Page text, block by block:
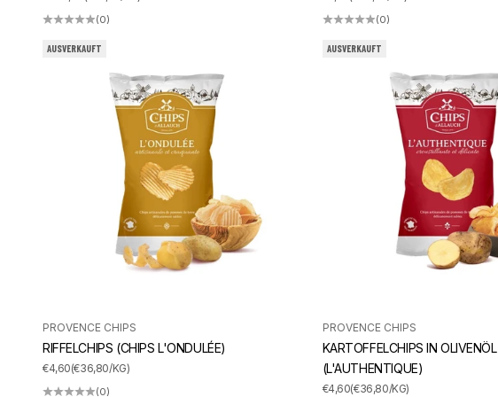
(0) (0)
AUSVERKAUFT
PROVENCE CHIPS
RIFFELCHIPS (CHIPS L'ONDULÉE)
ANGEBOT
€4,60(€36,80/KG)
(0)
AUSVERKAUFT
PROVENCE CHIPS
KARTOFFELCHIPS IN OLIVENÖL
(L'AUTHENTIQUE)
ANGEBOT
€4,60(€36,80/KG)